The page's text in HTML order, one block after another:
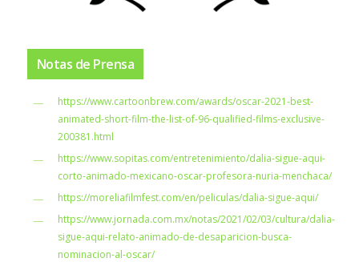
Notas de Prensa
https://www.cartoonbrew.com/awards/oscar-2021-best-
animated-short-film-the-list-of-96-qualified-films-exclusive-
200381.html
https://www.sopitas.com/entretenimiento/dalia-sigue-aqui-
corto-animado-mexicano-oscar-profesora-nuria-menchaca/
https://moreliafilmfest.com/en/peliculas/dalia-sigue-aqui/
https://www.jornada.com.mx/notas/2021/02/03/cultura/dalia-
sigue-aqui-relato-animado-de-desaparicion-busca-
nominacion-al-oscar/